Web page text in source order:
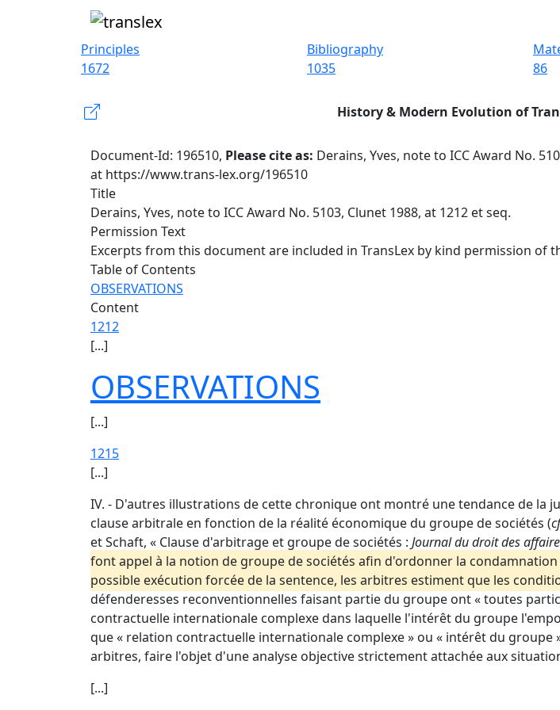
Principles
1672
Bibliography
1035
86
History & Modern Evolution of
Document-Id: 196510, Please cite as: Derains, Yves, note to ICC Award No.
at https://www.trans-lex.org/196510
Title
Derains, Yves, note to ICC Award No. 5103, Clunet 1988, at 1212 et seq.
Permission Text
Excerpts from this document are included in TransLex by kind permission of
Table of Contents
OBSERVATIONS
Content
1212
[...]
OBSERVATIONS
[...]
1215
[...]
IV. - D'autres illustrations de cette chronique ont montré une tendance de la
clause arbitrale en fonction de la réalité économique du groupe de sociétés (
et Schaft, « Clause d'arbitrage et groupe de sociétés : Journal du droit des
font appel à la notion de groupe de sociétés afin d'ordonner la
possible exécution forcée de la sentence, les arbitres estiment que les
défenderesses reconventionnelles faisant partie du groupe ont « toutes
contractuelle internationale complexe dans laquelle l'intérêt du groupe
que « relation contractuelle internationale complexe » ou « intérêt du
arbitres, faire l'objet d'une analyse objective strictement attachée aux
[...]